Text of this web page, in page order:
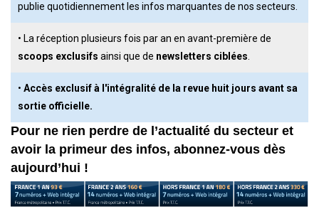
publie quotidiennement les infos marquantes de nos secteurs.
• La réception plusieurs fois par an en avant-première de
scoops exclusifs ainsi que de newsletters ciblées
• Accès exclusif à l'intégralité de la revue huit jours avant sa
sortie officielle.
Pour ne rien perdre de l’actualité du secteur et
avoir la primeur des infos, abonnez-vous dès
aujourd’hui !